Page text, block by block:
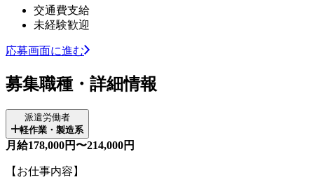
交通費支給
未経験歓迎
応募画面に進む
募集職種・詳細情報
派遣労働者
軽作業・製造系
月給178,000円〜214,000円
【お仕事内容】